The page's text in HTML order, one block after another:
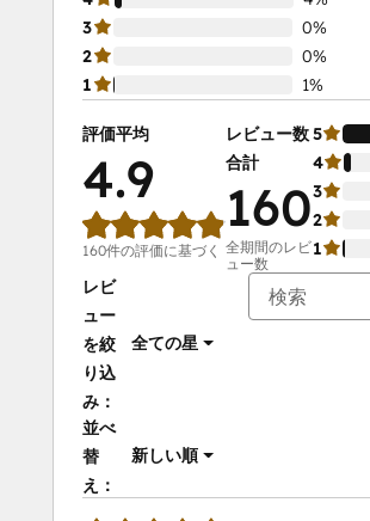
3
0%
2
0%
1
1%
評価平均
4.9
160件の評価に基づく
レビュー数
合計
160
全期間のレビ
ュー数
5
4
3
2
1
レビ
ュー
を絞
り込
み：
全ての星
並べ
替
え：
新しい順